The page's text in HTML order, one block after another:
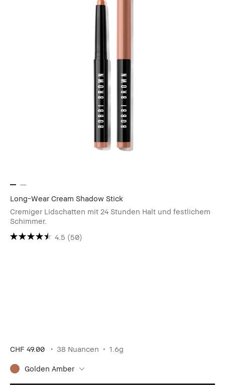
Long-Wear Cream Shadow Stick
Cremiger Lidschatten mit 24 Stunden Halt und festlichem
Schimmer.
4.5 (50)
CHF 49.00 38 Nuancen 1.6g
Golden Amber